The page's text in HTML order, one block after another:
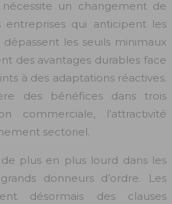
un changement de
entreprises qui anticipent les
les seuils minimaux
des avantages durables face
à des adaptations réactives.
des bénéfices dans trois
commerciale, l’attractivité
sectoriel.
plus en plus lourd dans les
donneurs d’ordre. Les
désormais des clauses